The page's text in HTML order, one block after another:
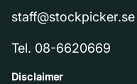
staff@stockpicker.se
Tel. 08-6620669
Disclaimer